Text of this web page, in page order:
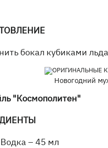
бокал кубиками
Новогодний
"Космополитен"
Водка – 45 мл